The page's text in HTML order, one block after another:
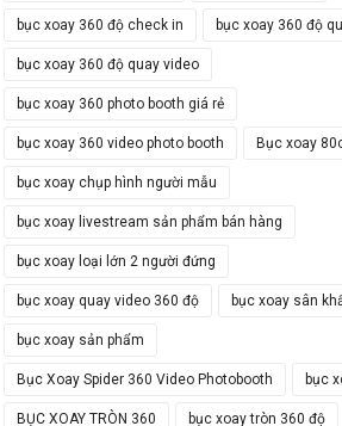
bục xoay 360 độ check in bục xoay 360 độ
bục xoay 360 độ quay video
bục xoay 360 photo booth giá rẻ
bục xoay 360 video photo booth Bục xoay
bục xoay chụp hình người mẫu
bục xoay livestream sản phẩm bán hàng
bục xoay loại lớn 2 người đứng
bục xoay quay video 360 độ bục xoay sân
bục xoay sản phẩm
Bục Xoay Spider 360 Video Photobooth bục
BỤC XOAY TRÒN 360 bục xoay tròn 360 độ